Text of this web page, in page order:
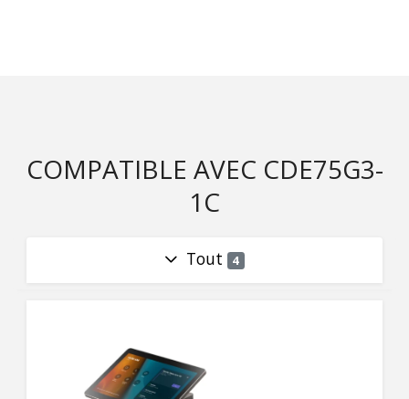
COMPATIBLE AVEC CDE75G3-
1C
Tout 4